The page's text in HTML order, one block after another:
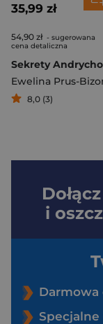
35,99 zł
54,90 zł - sugerowana
cena detaliczna
Ewelina Prus-
8,0 (3)
i
Darmowa